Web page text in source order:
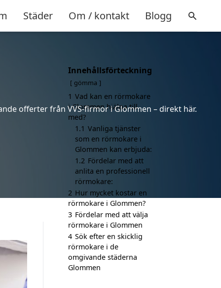
Städer Om / kontakt Blogg
offerter från VVS-firmor i Glommen – direkt här.
Innehållsförteckning
gömma
1 Vad kan en rörmokare
i Glommen hjälpa till
med?
1.1 Vanliga tjänster
som en rörmokare i
Glommen kan erbjuda:
1.2 Fördelar med att
anlita en professionell
rörmokare:
2 Hur mycket kostar en
rörmokare i Glommen?
3 Fördelar med att välja
rörmokare i Glommen
4 Sök efter en skicklig
rörmokare i de
omgivande städerna
Glommen